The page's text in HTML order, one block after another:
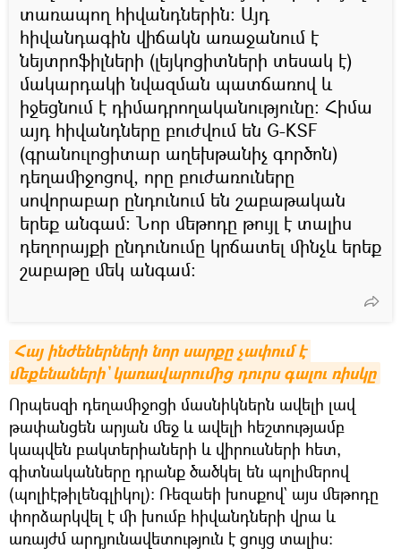
տառապող հիվանդներին։ Այդ
հիվանդագին վիճակն առաջանում է
նեյտրոֆիլների (լեյկոցիտների տեսակ է)
մակարդակի նվազման պատճառով և
իջեցնում է դիմադրողականությունը: Հիմա
այդ հիվանդները բուժվում են G-KSF
(գրանուլոցիտար աղեխթանիչ գործոն)
դեղամիջոցով, որը բուժառուները
սովորաբար ընդունում են շաբաթական
երեք անգամ։ Նոր մեթոդը թույլ է տալիս
դեղորայքի ընդունումը կրճատել մինչև երեք
շաբաթը մեկ անգամ։
Հայ ինժեներների նոր սարքը չափում է
մեքենաների` կառավարումից դուրս գալու ռիսկը
Որպեսզի դեղամիջոցի մասնիկներն ավելի լավ
թափանցեն արյան մեջ և ավելի հեշտությամբ
կապվեն բակտերիաների և վիրուսների հետ,
գիտնականները դրանք ծածկել են պոլիմերով
(պոլիէթիլենգլիկոլ): Ռեզաեի խոսքով` այս մեթոդը
փորձարկվել է մի խումբ հիվանդների վրա և
առայժմ արդյունավետություն է ցույց տալիս։